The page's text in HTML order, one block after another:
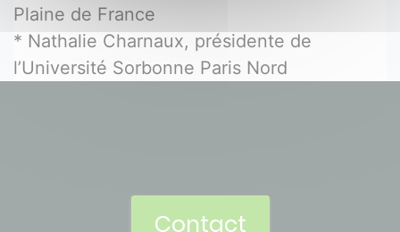
Plaine de France
* Nathalie Charnaux, présidente de
l’Université Sorbonne Paris Nord
Contact